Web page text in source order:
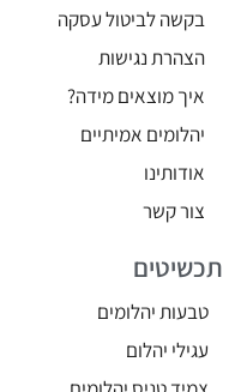
בקשה לביטול עסקה
הצהרת נגישות
איך מוצאים מידה?
יהלומים אמיתיים
אודותינו
צור קשר
תכשיטים
טבעות יהלומים
עגילי יהלום